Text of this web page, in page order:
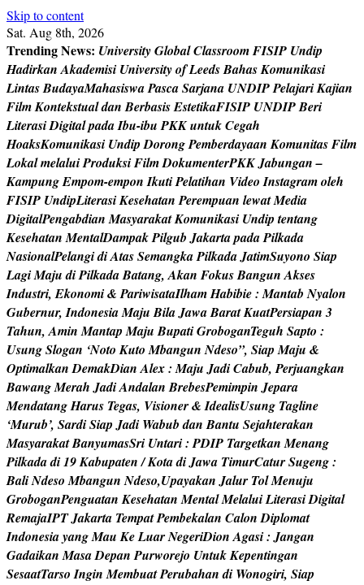
Skip to content
Sat. Aug 8th, 2026
Trending News: UniversityGlobalClassroomFISIP Undip
Hadirkan Akademisi UniversityofLeedsBahasKomunikasi
LintasBudayaMahasiswaPascaSarjana UNDIPPelajariKajian
FilmKontekstualdan BerbasisEstetikaFISIP UNDIPBeri
LiterasiDigitalpadaIbu-ibu PKKuntukCegah
HoaksKomunikasi Undip DorongPemberdayaan KomunitasFilm
LokalmelaluiProduksiFilmDokumenterPKKJabungan –
KampungEmpom-empon IkutiPelatihan Video Instagramoleh
FISIP UndipLiterasiKesehatan Perempuan lewatMedia
DigitalPengabdian MasyarakatKomunikasi Undip tentang
Kesehatan MentalDampakPilgub JakartapadaPilkada
NasionalPelangidiAtasSemangkaPilkadaJatimSuyono Siap
LagiMaju diPilkadaBatang, Akan FokusBangun Akses
Industri, Ekonomi& PariwisataIlhamHabibie: Mantab Nyalon
Gubernur, IndonesiaMaju BilaJawaBaratKuatPersiapan 3
Tahun, Amin Mantap Maju BupatiGroboganTeguh Sapto :
UsungSlogan ‘Noto Kuto Mbangun Ndeso”, Siap Maju &
Optimalkan DemakDian Alex: Maju JadiCabub, Perjuangkan
BawangMerah JadiAndalan BrebesPemimpin Jepara
MendatangHarus Tegas, Visioner& IdealisUsung Tagline
‘Murub’, SardiSiap Jadi Wabub dan Bantu Sejahterakan
MasyarakatBanyumasSri Untari: PDIP Targetkan Menang
Pilkadadi19Kabupaten /KotadiJawa TimurCaturSugeng:
BaliNdeso Mbangun Ndeso,Upayakan Jalur TolMenuju
GroboganPenguatan Kesehatan MentalMelaluiLiterasiDigital
RemajaIPTJakarta TempatPembekalan Calon Diplomat
IndonesiayangMau KeLuarNegeriDion Agasi: Jangan
Gadaikan MasaDepan Purworejo UntukKepentingan
SesaatTarso Ingin MembuatPerubahan di Wonogiri, Siap